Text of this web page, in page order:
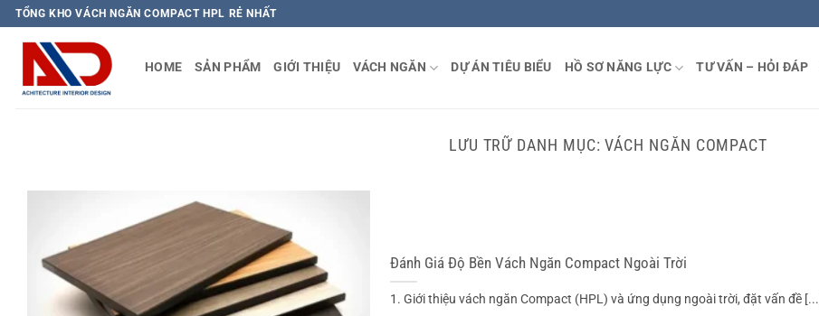
Bỏ
qua
TỔNG KHO VÁCH NGĂN COMPACT HPL RẺ NHẤT
HOME SẢN PHẨM GIỚI THIỆU VÁCH NGĂN DỰ ÁN TIÊU BIỂU HỒ SƠ NĂNG LỰC TƯ VẤN – HỎI ĐÁP
LƯU TRỮ DANH MỤC:VÁCH NGĂN COMPACT
Đánh Giá Độ Bền Vách Ngăn Compact Ngoài Trời
1. Giới thiệu vách ngăn Compact (HPL) và ứng dụng ngoài trời, đặt vấn đề [...]